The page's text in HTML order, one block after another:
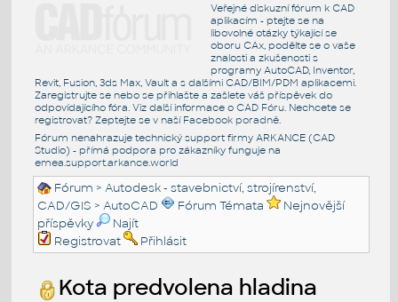
Veřejné diskuzní fórum k CAD
aplikacím - ptejte se na
libovolné otázky týkající se
oboru CAx, podělte se o vaše
znalosti a zkušenosti s
programy AutoCAD, Inventor,
Revit, Fusion, 3ds Max, Vault a s dalšími CAD/BIM/PDM aplikacemi.
Zaregistrujte se nebo se přihlašte a zašlete váš příspěvek do
odpovídajícího fóra. Viz další informace o CAD Fóru. Nechcete se
registrovat? Zeptejte se v naší Facebook poradně.
Fórum nenahrazuje technický support firmy ARKANCE (CAD
Studio) - přímá podpora pro zákazníky funguje na
emea.support.arkance.world
Fórum >Autodesk - stavebnictví, strojírenství,
CAD/GIS >AutoCAD Fórum Témata
Nejnovější
příspěvky
Najít
Registrovat
Přihlásit
Kota predvolena hladina